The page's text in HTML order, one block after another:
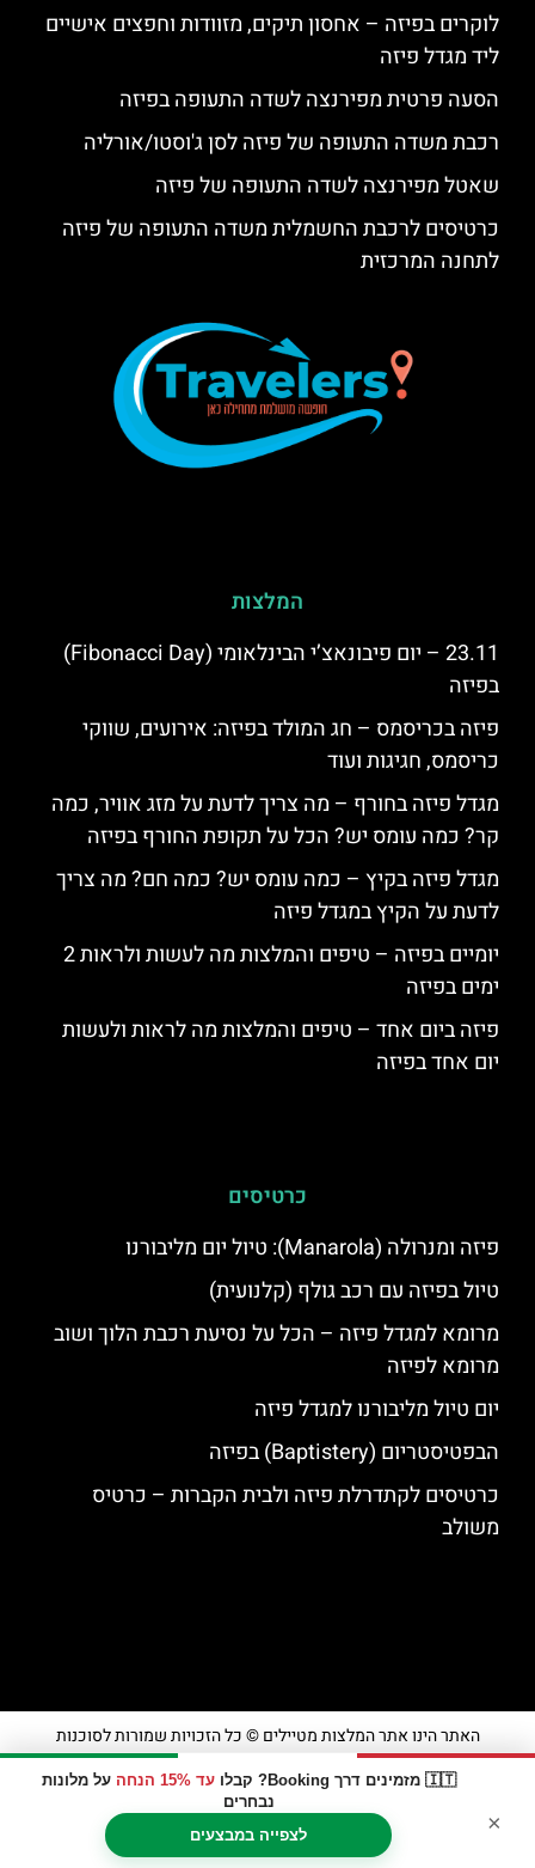
🇮🇹 מזמינים דרך Booking? קבלו עד 15% הנחה
על מלונות
נבחרים
לצפייה במבצעים
×
לוקרים בפיזה – אחסון תיקים, מזוודות וחפצים אישיים
ליד מגדל פיזה
הסעה פרטית מפירנצה לשדה התעופה בפיזה
רכבת משדה התעופה של פיזה לסן ג'וסטו/אורליה
שאטל מפירנצה לשדה התעופה של פיזה
כרטיסים לרכבת החשמלית משדה התעופה של פיזה
לתחנה המרכזית
המלצות
23.11 – יום פיבונאצ’י הבינלאומי (Fibonacci Day)
בפיזה
פיזה בכריסמס – חג המולד בפיזה: אירועים, שווקי
כריסמס, חגיגות ועוד
מגדל פיזה בחורף – מה צריך לדעת על מזג אוויר, כמה
קר? כמה עומס יש? הכל על תקופת החורף בפיזה
מגדל פיזה בקיץ – כמה עומס יש? כמה חם? מה צריך
לדעת על הקיץ במגדל פיזה
יומיים בפיזה – טיפים והמלצות מה לעשות ולראות 2
ימים בפיזה
פיזה ביום אחד – טיפים והמלצות מה לראות ולעשות
יום אחד בפיזה
כרטיסים
פיזה ומנרולה (Manarola): טיול יום מליבורנו
טיול בפיזה עם רכב גולף (קלנועית)
מרומא למגדל פיזה – הכל על נסיעת רכבת הלוך ושוב
מרומא לפיזה
יום טיול מליבורנו למגדל פיזה
הבפטיסטריום (Baptistery) בפיזה
כרטיסים לקתדרלת פיזה ולבית הקברות – כרטיס
משולב
האתר הינו אתר המלצות מטיילים © כל הזכויות שמורות לסוכנות
מדיניות פרטיות